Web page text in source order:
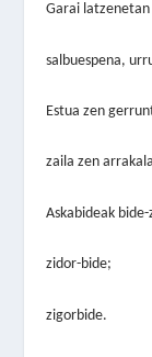
Garai
salbuespena,
Estua zen
zaila zen
Askabideak
zidor-bide;
zigorbide.